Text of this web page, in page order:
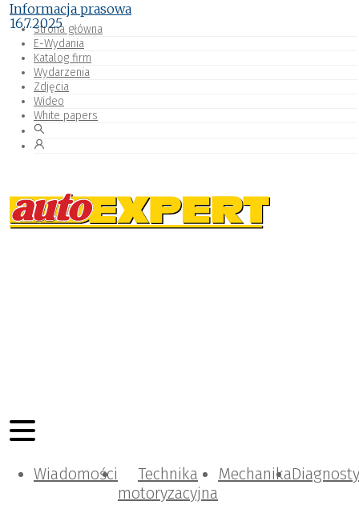
Strona główna
E-Wydania
Katalog firm
Wydarzenia
Zdjęcia
Wideo
White papers
Wiadomości
Technika
motoryzacyjna
Mechanika
Informacja prasowa
16.7.2025